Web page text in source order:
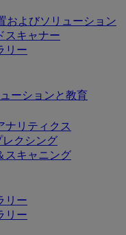
およびソリューション
スキャナー
リー
ーションと教育
ナリティクス
クシング
スキャニング
リー
リー